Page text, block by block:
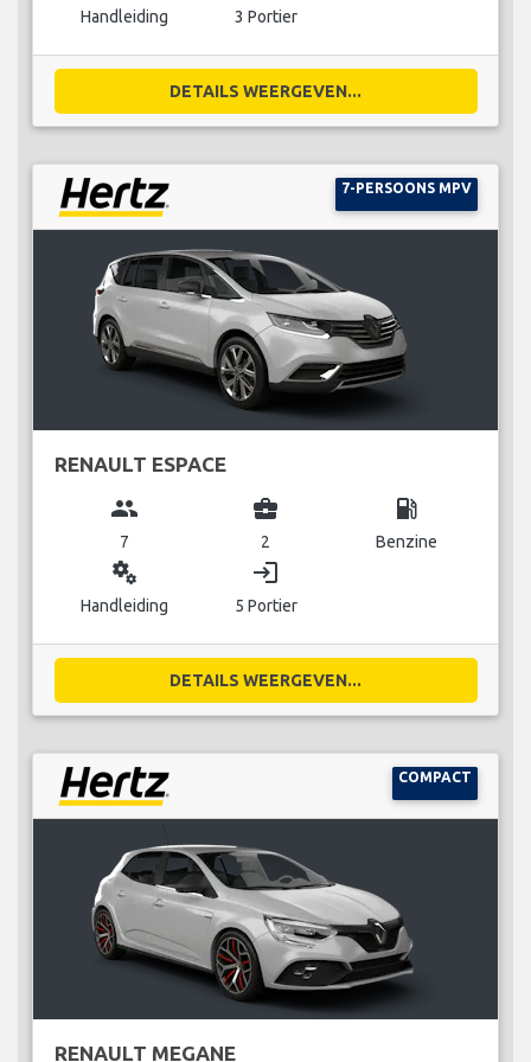
Handleiding 3 Portier
DETAILS WEERGEVEN...
7-PERSOONS MPV
RENAULT ESPACE
group
7
business_center
2
local_gas_station
Benzine
miscellaneous_services
Handleiding
login
5 Portier
DETAILS WEERGEVEN...
COMPACT
RENAULT MEGANE